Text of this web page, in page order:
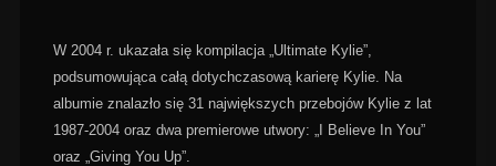
W 2004 r. ukazała się kompilacja „Ultimate Kylie”,
podsumowująca całą dotychczasową karierę Kylie. Na
albumie znalazło się 31 największych przebojów Kylie z lat
1987-2004 oraz dwa premierowe utwory: „I Believe In You”
oraz „Giving You Up”.